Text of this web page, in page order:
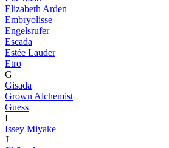
Elizabeth Arden
Embryolisse
Engelsrufer
Escada
Estée Lauder
Etro
G
Gisada
Grown Alchemist
Guess
I
Issey Miyake
J